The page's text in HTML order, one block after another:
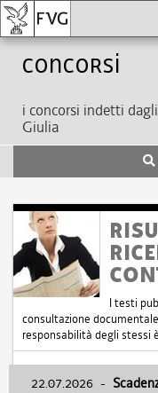
Concorsi
i concorsi indetti
Giulia
I testi
consultazione
responsabilità degli stessi
22.07.2026 -